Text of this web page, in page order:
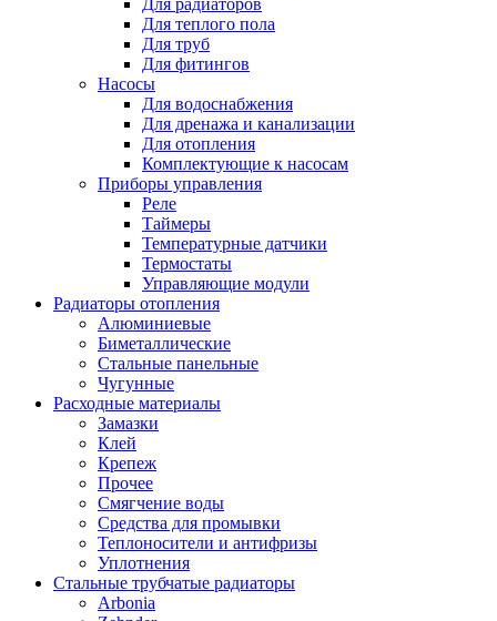
Для радиаторов
Для теплого пола
Для труб
Для фитингов
Насосы
Для водоснабжения
Для дренажа и канализации
Для отопления
Комплектующие к насосам
Приборы управления
Реле
Таймеры
Температурные датчики
Термостаты
Управляющие модули
Радиаторы отопления
Алюминиевые
Биметаллические
Стальные панельные
Чугунные
Расходные материалы
Замазки
Клей
Крепеж
Прочее
Смягчение воды
Средства для промывки
Теплоносители и антифризы
Уплотнения
Стальные трубчатые радиаторы
Arbonia